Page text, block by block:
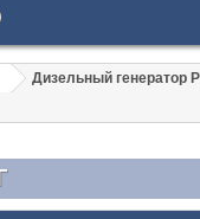
Дизельный генератор